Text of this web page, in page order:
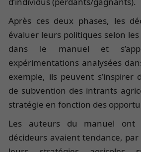
Après ces deux phases, les
évaluer leurs politiques selon
dans le manuel et
expérimentations analysées
exemple, ils peuvent s’inspirer
de subvention des intrants
stratégie en fonction des
Les auteurs du manuel ont
décideurs avaient tendance,